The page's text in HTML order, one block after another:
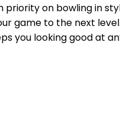
priority on bowling in
game to the next
you looking good at